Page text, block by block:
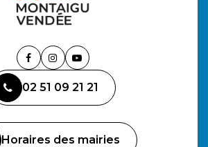
Lien
le
compte
Lien
le
compte
Lien
la
chaîne
02 51 09 21 21
Horaires des mairies